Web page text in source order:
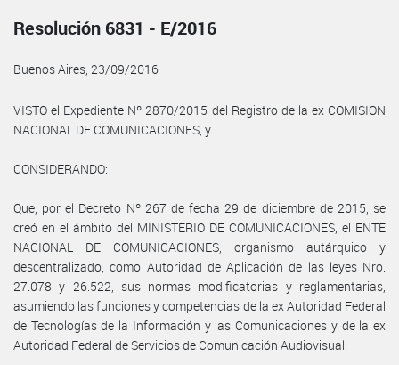
Resolución 6831 - E/2016
Buenos Aires, 23/09/2016
VISTO el Expediente Nº 2870/2015 del Registro de la ex COMISION
NACIONAL DE COMUNICACIONES, y
CONSIDERANDO:
Que, por el Decreto Nº 267 de fecha 29 de diciembre de 2015, se
creó en el ámbito del MINISTERIO DE COMUNICACIONES, el ENTE
NACIONAL DE COMUNICACIONES, organismo autárquico y
descentralizado, como Autoridad de Aplicación de las leyes Nro.
27.078 y 26.522, sus normas modificatorias y reglamentarias,
asumiendo las funciones y competencias de la ex Autoridad Federal
de Tecnologías de la Información y las Comunicaciones y de la ex
Autoridad Federal de Servicios de Comunicación Audiovisual.